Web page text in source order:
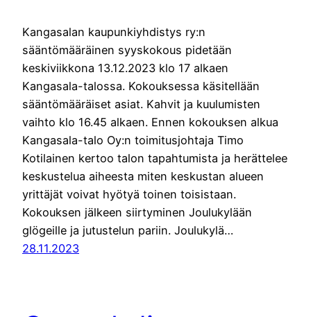
Kangasalan kaupunkiyhdistys ry:n
sääntömääräinen syyskokous pidetään
keskiviikkona 13.12.2023 klo 17 alkaen
Kangasala-talossa. Kokouksessa käsitellään
sääntömääräiset asiat. Kahvit ja kuulumisten
vaihto klo 16.45 alkaen. Ennen kokouksen alkua
Kangasala-talo Oy:n toimitusjohtaja Timo
Kotilainen kertoo talon tapahtumista ja herättelee
keskustelua aiheesta miten keskustan alueen
yrittäjät voivat hyötyä toinen toisistaan.
Kokouksen jälkeen siirtyminen Joulukylään
glögeille ja jutustelun pariin. Joulukylä…
28.11.2023